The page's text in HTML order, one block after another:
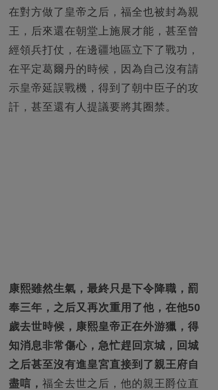
在對方做了皇帝之后，福全也被封為親
王，后來還在朝堂上施展才能，甚至曾
經領兵打仗，在邊疆地區立下了戰功，
在平定葛爾丹的時候，因為自己沒有請
示皇帝延誤戰機，得到了朝中臣子的攻
訐，甚至還有人提議要將其圈禁。
康熙雖然生氣，最終只是下令降職，罰
奉三年，之后又再次重用了他，在他50
歲去世時候，康熙皇帝正在外游獵，得
知消息非常傷心，急忙趕回京城，回城
之后甚至沒有進皇宮直接到了親王府自
盡唁， 福全去世之后，他的親王爵位直